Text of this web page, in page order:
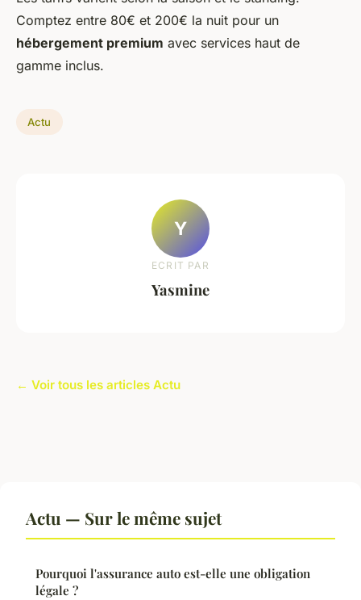
Comptez entre 80€ et 200€ la nuit pour un
hébergement premium avec services haut de
gamme inclus.
Actu
Y
ECRIT PAR
Yasmine
← Voir tous les articles Actu
Actu — Sur le même sujet
Pourquoi l'assurance auto est-elle une obligation
légale ?